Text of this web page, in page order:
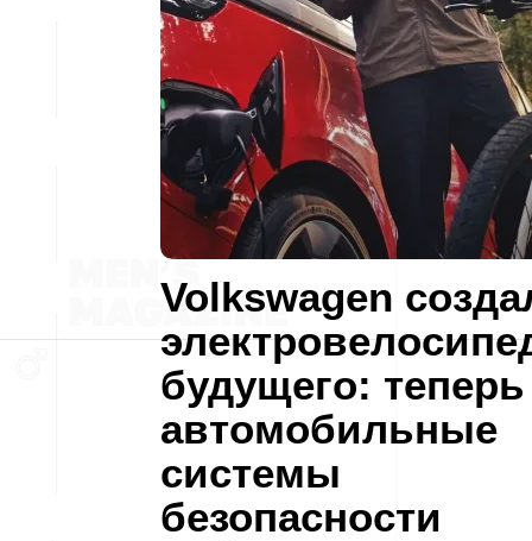
Volkswagen
будущего: теперь
автомобильные
системы
безопасности